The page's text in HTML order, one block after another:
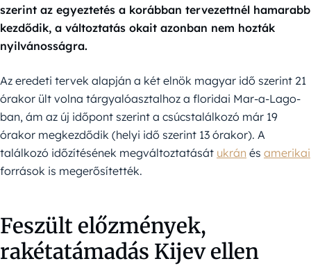
szerint az egyeztetés a korábban tervezettnél hamarabb
kezdődik, a változtatás okait azonban nem hozták
nyilvánosságra.
Az eredeti tervek alapján a két elnök magyar idő szerint 21
órakor ült volna tárgyalóasztalhoz a floridai Mar-a-Lago-
ban, ám az új időpont szerint a csúcstalálkozó már 19
órakor megkezdődik (helyi idő szerint 13 órakor). A
találkozó időzítésének megváltoztatását ukrán és amerikai
források is megerősítették.
Feszült előzmények,
rakétatámadás Kijev ellen